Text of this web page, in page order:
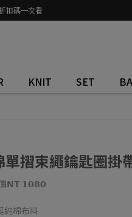
扣碼一次看
KNIT SET
單摺束繩鑰匙圈掛
價𝗡𝗧.𝟭𝟬𝟴𝟬
純棉布料